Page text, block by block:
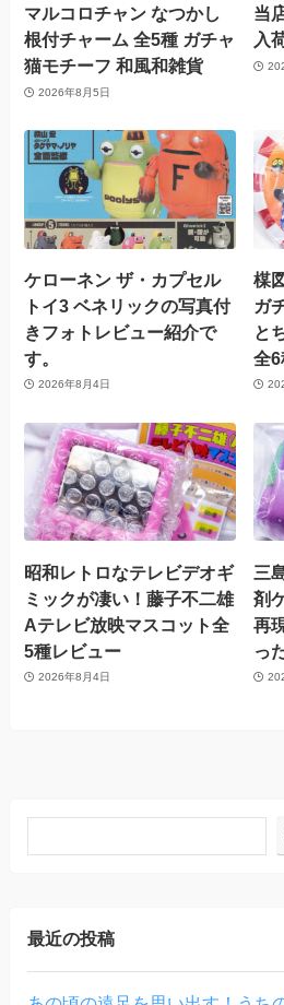
マルコロチャン なつかし
根付チャーム 全5種 ガチャ
猫モチーフ 和風和雑貨
2026年8月5日
当
入
ケローネン ザ・カプセル
トイ3 ベネリックの写真付
きフォトレビュー紹介で
す。
2026年8月4日
楳
ガ
と
全
昭和レトロなテレビデオギ
ミックが凄い！藤子不二雄
Aテレビ放映マスコット全
5種レビュー
2026年8月4日
三
剤
再
っ
最近の投稿